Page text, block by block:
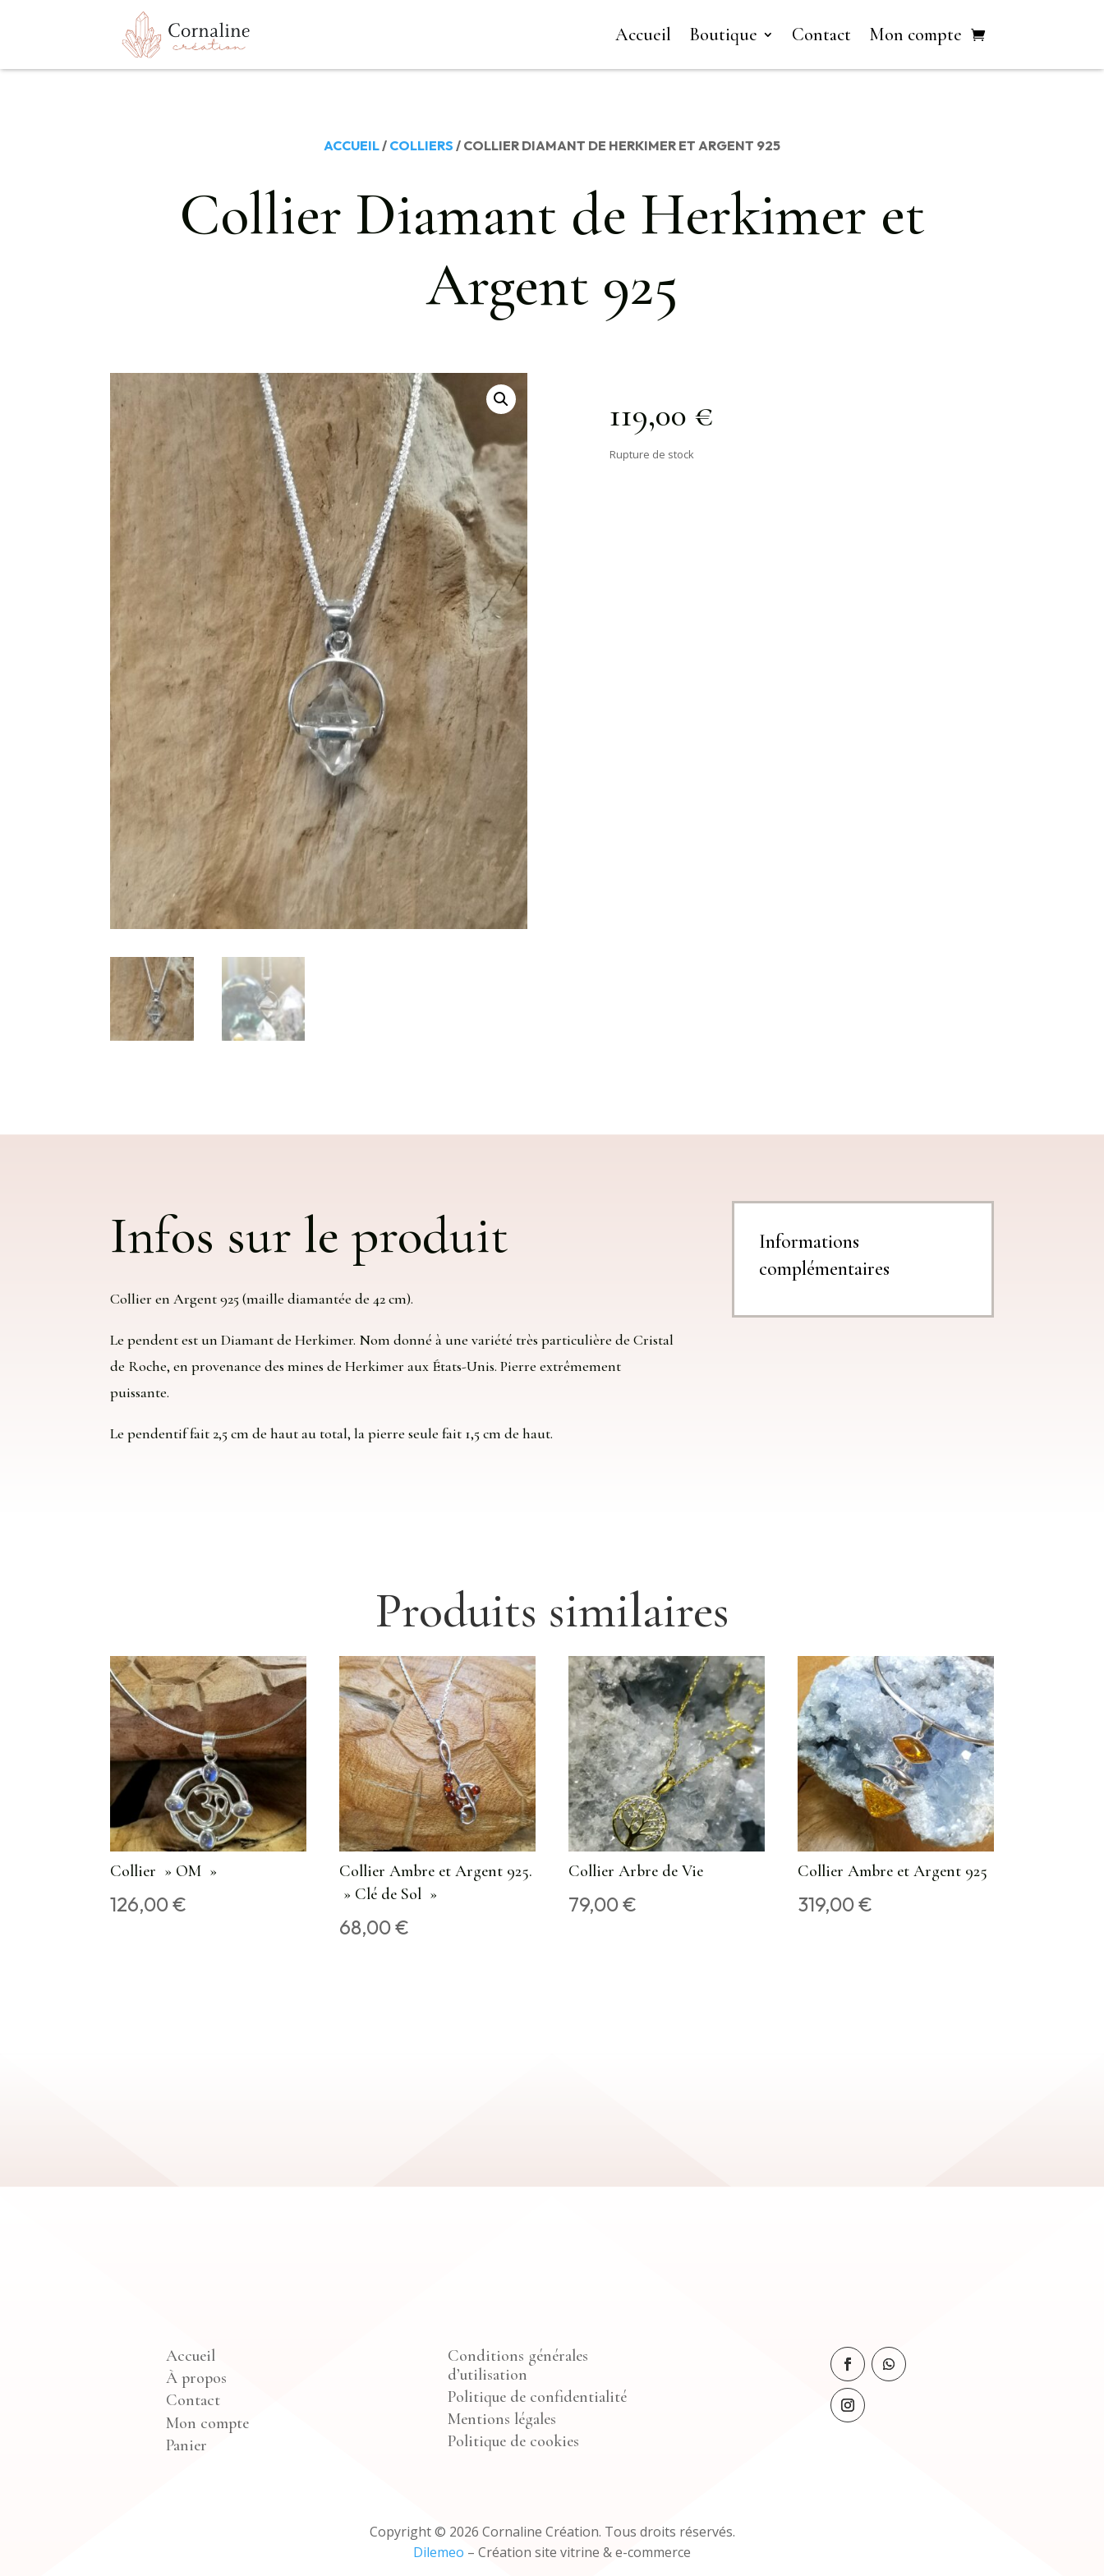
Accueil Boutique Contact Mon compte
ACCUEIL/ COLLIERS / COLLIER DIAMANT DE HERKIMER ET ARGENT 925
Collier Diamant de Herkimer et
Argent 925
119,00 €
Rupture de stock
Infos sur le produit
Collier en Argent 925 (maille diamantée de 42 cm).
Le pendent est un Diamant de Herkimer. Nom donné à une variété très particulière de Cristal
de Roche, en provenance des mines de Herkimer aux États-Unis. Pierre extrêmement
puissante.
Le pendentif fait 2,5 cm de haut au total, la pierre seule fait 1,5 cm de haut.
Informations
complémentaires
Produits similaires
Collier » OM »
126,00€
Collier Ambre et Argent 925.
» Clé de Sol »
68,00€
Collier Arbre de Vie
79,00€
Collier Ambre et Argent 925
319,00€
Accueil
À propos
Contact
Mon compte
Panier
Conditions générales
d’utilisation
Politique de confidentialité
Mentions légales
Politique de cookies
Copyright © 2026 Cornaline Création. Tous droits réservés.
Dilemeo – Création site vitrine & e-commerce